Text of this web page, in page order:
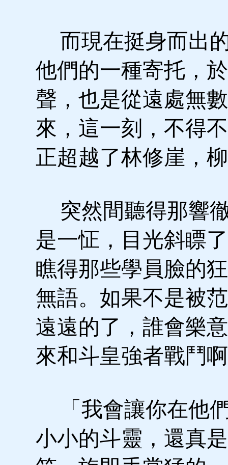
而現在挺身而出
他們的一種寄托，
聲，也是從遠處無
來，這一刻，不得
正超越了林修崖，
突然間聽得那響
是一怔，目光斜瞟
瞧得那些學員臉的
無語。如果不是被
遠遠的了，誰會樂
來和斗皇強者戰鬥
「我會讓你在他
小小的斗靈，還真